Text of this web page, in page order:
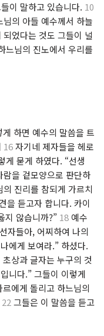
이 말하고 있습니다. 10
의 아들 예수께서 하늘
었다는 것도 그들이 널
느님의 진노에서 우리를
하면 예수의 말씀을 트
16자기네 제자들을 헤로
게 묻게 하였다. “선생
을 겉모양으로 판단하
진리를 참되게 가르치
을 듣고자 합니다. 카이
지 않습니까?” 18 예수
자들아, 어찌하여 나의
에게 보여라.” 하셨다.
초상과 글자는 누구의 것
니다.” 그들이 이렇게
에게 돌리고 하느님의
22 그들은 이 말씀을 듣고